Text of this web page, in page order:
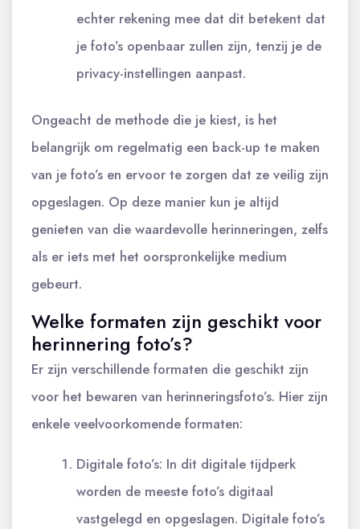
echter rekening mee dat dit betekent dat
je foto’s openbaar zullen zijn, tenzij je de
privacy-instellingen aanpast.
Ongeacht de methode die je kiest, is het
belangrijk om regelmatig een back-up te maken
van je foto’s en ervoor te zorgen dat ze veilig zijn
opgeslagen. Op deze manier kun je altijd
genieten van die waardevolle herinneringen, zelfs
als er iets met het oorspronkelijke medium
gebeurt.
Welke formaten zijn geschikt voor
herinnering foto’s?
Er zijn verschillende formaten die geschikt zijn
voor het bewaren van herinneringsfoto’s. Hier zijn
enkele veelvoorkomende formaten:
Digitale foto’s: In dit digitale tijdperk
worden de meeste foto’s digitaal
vastgelegd en opgeslagen. Digitale foto’s